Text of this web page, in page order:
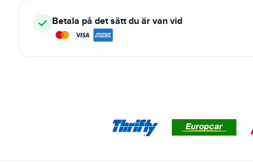
Betala på det sätt du är van vid